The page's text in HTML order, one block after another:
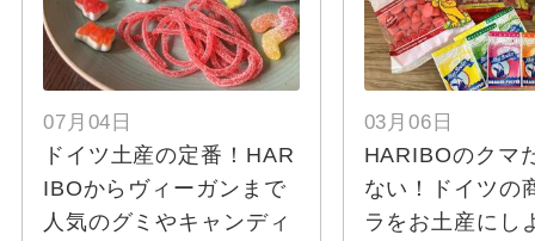
07月04日
ドイツ土産の定番！HAR
IBOからヴィーガンまで
人気のグミやキャンディ
03月06日
HARIBOのクマ
ない！ドイツの
ラをお土産にし